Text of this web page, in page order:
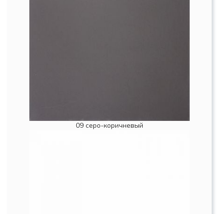
09 серо-коричневый